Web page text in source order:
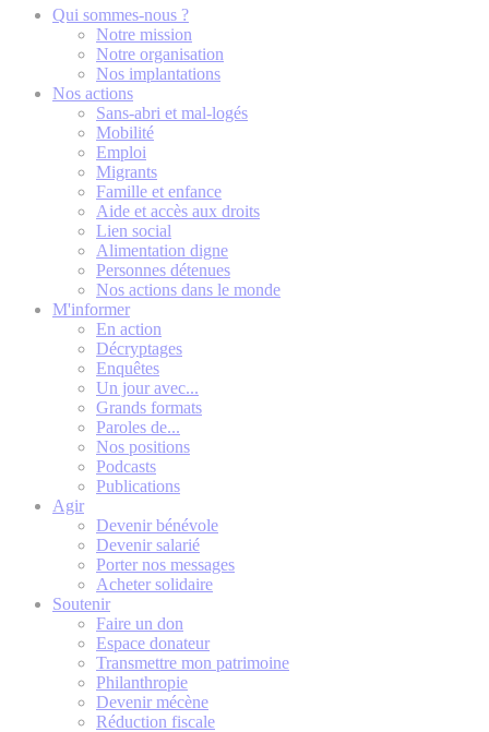
Qui sommes-nous ?
Notre mission
Notre organisation
Nos implantations
Nos actions
Sans-abri et mal-logés
Mobilité
Emploi
Migrants
Famille et enfance
Aide et accès aux droits
Lien social
Alimentation digne
Personnes détenues
Nos actions dans le monde
M'informer
En action
Décryptages
Enquêtes
Un jour avec...
Grands formats
Paroles de...
Nos positions
Podcasts
Publications
Agir
Devenir bénévole
Devenir salarié
Porter nos messages
Acheter solidaire
Soutenir
Faire un don
Espace donateur
Transmettre mon patrimoine
Philanthropie
Devenir mécène
Réduction fiscale